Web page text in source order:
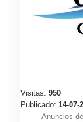
Visitas: 950
Publicado: 14-07-
Anuncios